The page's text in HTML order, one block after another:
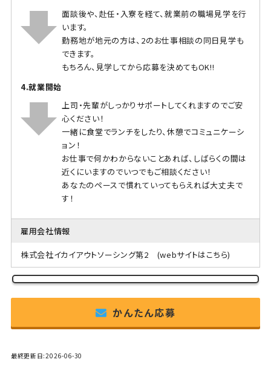
面談後や、赴任・入寮を経て、就業前の職場見学を行
います。
勤務地が地元の方は、2のお仕事相談の同日見学も
できます。
もちろん、見学してから応募を決めてもOK!!
4.就業開始
上司・先輩がしっかりサポートしてくれますのでご安
心ください！
一緒に食堂でランチをしたり、休憩でコミュニケーシ
ョン！
お仕事で何かわからないことあれば、しばらくの間は
近くにいますのでいつでもご相談ください！
あなたのペースで慣れていってもらえれば大丈夫で
す！
雇用会社情報
株式会社イカイアウトソーシング第2 (webサイトはこちら)
かんたん応募
最終更新日:2026-06-30